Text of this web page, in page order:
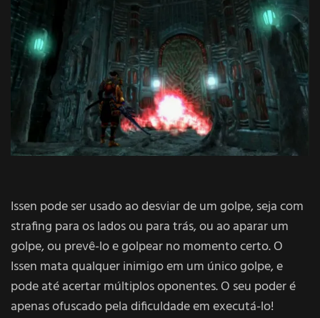
Issen pode ser usado ao desviar de um golpe, seja com
strafing para os lados ou para trás, ou ao aparar um
golpe, ou prevê-lo e golpear no momento certo. O
Issen mata qualquer inimigo em um único golpe, e
pode até acertar múltiplos oponentes. O seu poder é
apenas ofuscado pela dificuldade em executá-lo!